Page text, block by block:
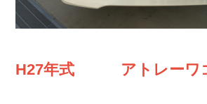
H27年式 アトレーワ